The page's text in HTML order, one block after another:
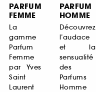
PARFUM
FEMME
La
gamme
Parfum
Femme
par Yves
Saint
Laurent
PARFUM
HOMME
Découvrez
l’audace
et la
sensualité
des
Parfums
Homme